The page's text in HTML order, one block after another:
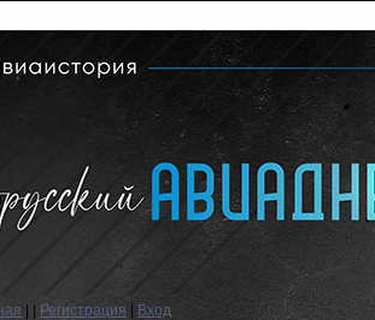
Регистрация
Вход